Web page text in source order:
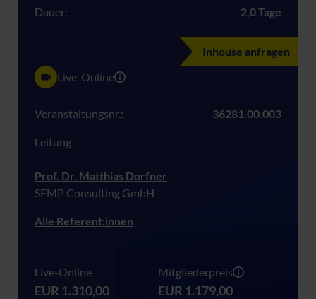
Dauer:
2,0 Tage
Inhouse anfragen
Live-Online
Veranstaltungsnr.: 36281.00.003
Leitung
Prof. Dr. Matthias Dorfner
SEMP Consulting GmbH
Alle Referent:innen
Live-Online
EUR 1.310,00
Mitgliederpreis
EUR 1.179,00